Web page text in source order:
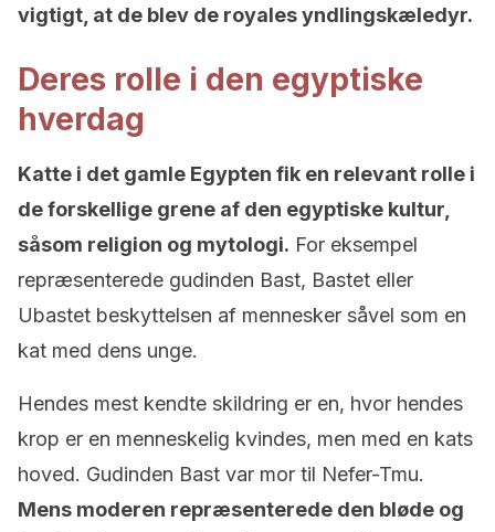
vigtigt, at de blev de royales yndlingskæledyr.
Deres rolle i den egyptiske
hverdag
Katte i det gamle Egypten fik en relevant rolle i
de forskellige grene af den egyptiske kultur,
såsom religion og mytologi. For eksempel
repræsenterede gudinden Bast, Bastet eller
Ubastet beskyttelsen af ​​mennesker såvel som en
kat med dens unge.
Hendes mest kendte skildring er en, hvor hendes
krop er en menneskelig kvindes, men med en kats
hoved. Gudinden Bast var mor til Nefer-Tmu.
Mens moderen repræsenterede den bløde og